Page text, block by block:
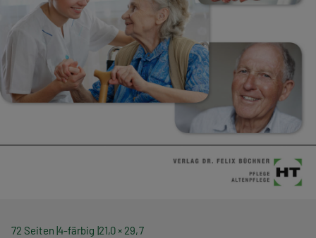
72 Seiten 4-färbig 21,0 × 29,7